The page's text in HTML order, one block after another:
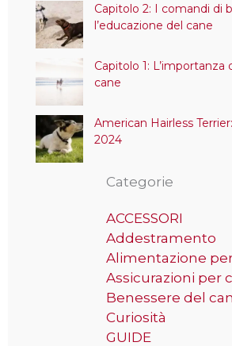
Capitolo 2: I comandi di
l’educazione del cane
Capitolo 1: L’importanza
cane
American Hairless
2024
Categorie
ACCESSORI
Addestramento
Alimentazione
Assicurazioni per
Benessere del
Curiosità
GUIDE